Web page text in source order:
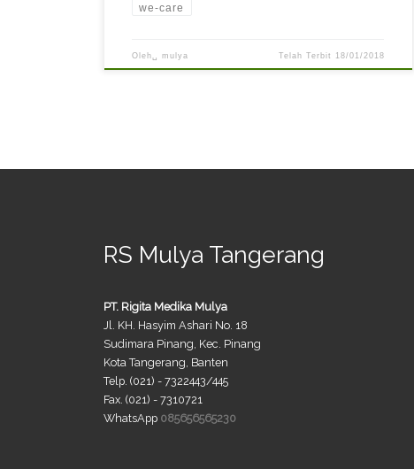
we-care
Oleh␣mulya Telah Terbit 18/01/2018
RS Mulya Tangerang
PT. Rigita Medika Mulya
Jl. KH. Hasyim Ashari No. 18
Sudimara Pinang, Kec. Pinang
Kota Tangerang, Banten
Telp. (021) - 7322443/445
Fax. (021) - 7310721
WhatsApp 085656565230